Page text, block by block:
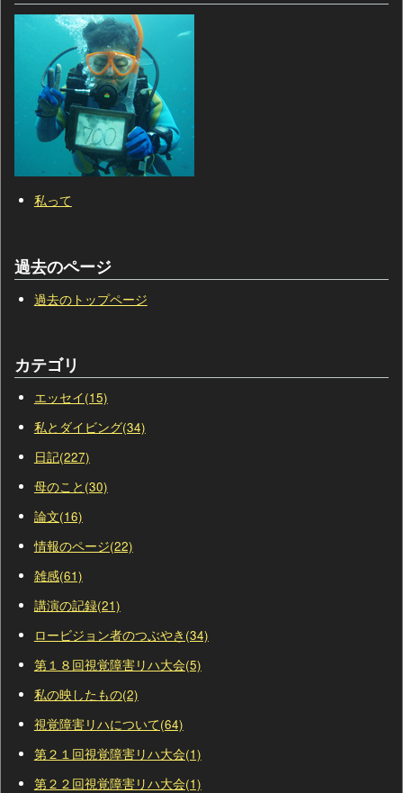
私って
過去のページ
過去のトップページ
カテゴリ
エッセイ(15)
私とダイビング(34)
日記(227)
母のこと(30)
論文(16)
情報のページ(22)
雑感(61)
講演の記録(21)
ロービジョン者のつぶやき(34)
第１８回視覚障害リハ大会(5)
私の映したもの(2)
視覚障害リハについて(64)
第２１回視覚障害リハ大会(1)
第２２回視覚障害リハ大会(1)